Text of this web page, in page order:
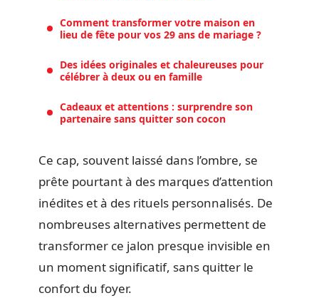
Comment transformer votre maison en
lieu de fête pour vos 29 ans de mariage ?
Des idées originales et chaleureuses pour
célébrer à deux ou en famille
Cadeaux et attentions : surprendre son
partenaire sans quitter son cocon
Ce cap, souvent laissé dans l’ombre, se
prête pourtant à des marques d’attention
inédites et à des rituels personnalisés. De
nombreuses alternatives permettent de
transformer ce jalon presque invisible en
un moment significatif, sans quitter le
confort du foyer.